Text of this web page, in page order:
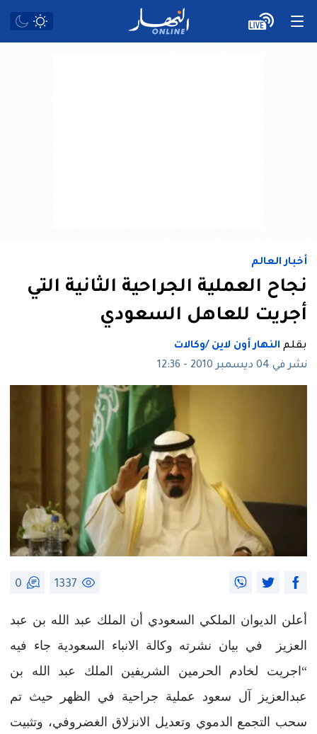
أخبار العالم
نجاح العملية الجراحية الثانية التي
أجريت للعاهل السعودي
بقلم النهار أون لاين /وكالات
نشر في 04 ديسمبر 2010 - 12:36
1337
0
أعلن الديوان الملكي السعودي أن الملك عبد الله بن عبد
العزيز
في بيان نشرته وكالة الانباء السعودية جاء فيه
“اجريت لخادم الحرمين الشريفين الملك عبد الله بن
عبدالعزيز آل سعود عملية جراحية في الظهر حيث تم
سحب التجمع الدموي وتعديل الانزلاق الغضروفي، وتثبيت